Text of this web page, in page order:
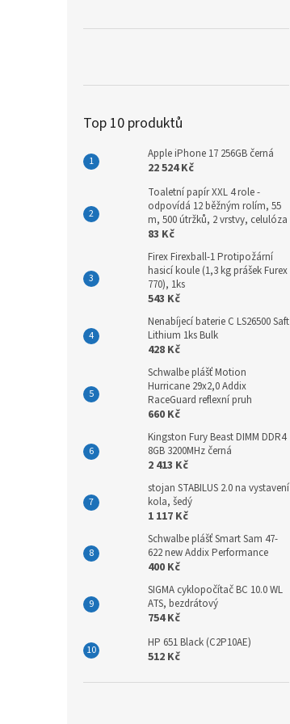
Top 10 produktů
Apple iPhone 17 256GB černá
22 524 Kč
Toaletní papír XXL 4 role -
odpovídá 12 běžným rolím, 55
m, 500 útržků, 2 vrstvy, celulóza
83 Kč
Firex Firexball-1 Protipožární
hasicí koule (1,3 kg prášek Furex
770), 1ks
543 Kč
Nenabíjecí baterie C LS26500 Saft
Lithium 1ks Bulk
428 Kč
Schwalbe plášť Motion
Hurricane 29x2,0 Addix
RaceGuard reflexní pruh
660 Kč
Kingston Fury Beast DIMM DDR4
8GB 3200MHz černá
2 413 Kč
stojan STABILUS 2.0 na vystavení
kola, šedý
1 117 Kč
Schwalbe plášť Smart Sam 47-
622 new Addix Performance
400 Kč
SIGMA cyklopočítač BC 10.0 WL
ATS, bezdrátový
754 Kč
HP 651 Black (C2P10AE)
512 Kč